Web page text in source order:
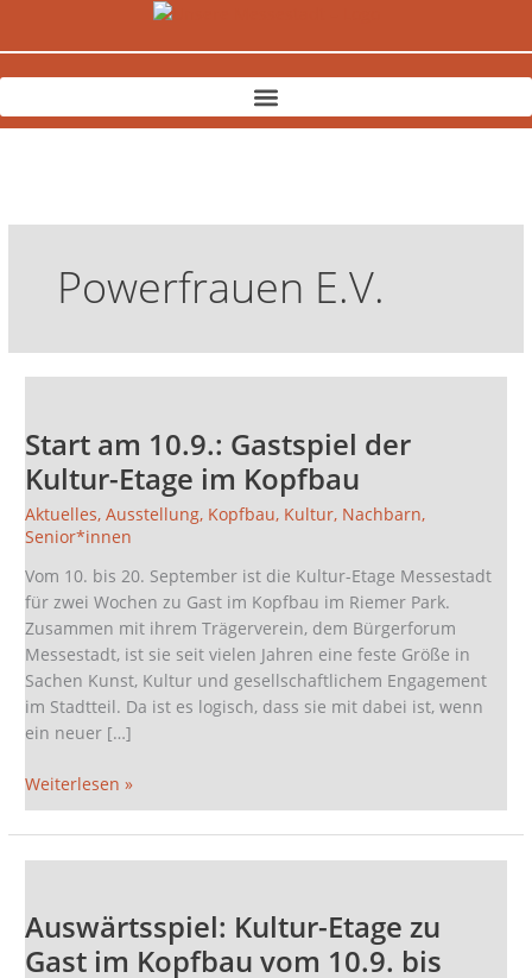
Powerfrauen E.V.
Start am 10.9.: Gastspiel der
Kultur-Etage im Kopfbau
Aktuelles,Ausstellung, Kopfbau, Kultur, Nachbarn,
Senior*innen
Vom 10. bis 20. September ist die Kultur-Etage Messestadt
für zwei Wochen zu Gast im Kopfbau im Riemer Park.
Zusammen mit ihrem Trägerverein, dem Bürgerforum
Messestadt, ist sie seit vielen Jahren eine feste Größe in
Sachen Kunst, Kultur und gesellschaftlichem Engagement
im Stadtteil. Da ist es logisch, dass sie mit dabei ist, wenn
ein neuer […]
10.9.:
Gastspiel
der
Kultur-
Etage
im
Kopfbau
Weiterlesen »
Auswärtsspiel: Kultur-Etage zu
Gast im Kopfbau vom 10.9. bis
Etage
zu